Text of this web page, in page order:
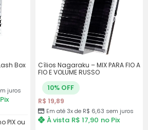
Box
juros
PIX ou
Cílios Nagaraku – MIX PARA FIO A
FIO E VOLUME RUSSO
10% OFF
R$ 19,89
Em até 3x de R$ 6,63 sem juros
À vista R$ 17,90 no Pix